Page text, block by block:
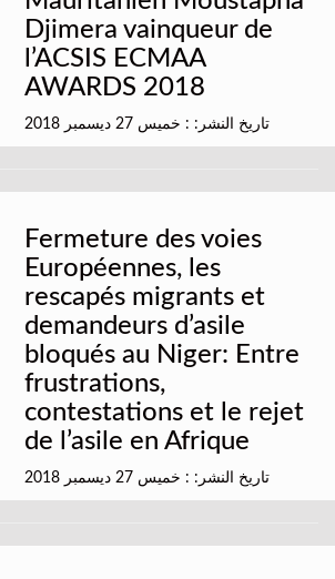
Djimera vainqueur de
l’ACSIS ECMAA
AWARDS 2018
تاريخ النشر: : خميس 27 ديسمبر 2018
Fermeture des voies
Européennes, les
rescapés migrants et
demandeurs d’asile
bloqués au Niger: Entre
frustrations,
contestations et le rejet
de l’asile en Afrique
تاريخ النشر: : خميس 27 ديسمبر 2018